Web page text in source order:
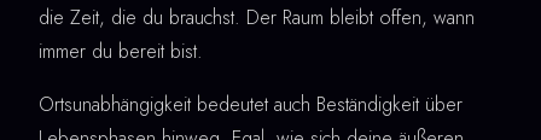
die Zeit, die du brauchst. Der Raum bleibt offen, wann
immer du bereit bist.
Ortsunabhängigkeit bedeutet auch Beständigkeit über